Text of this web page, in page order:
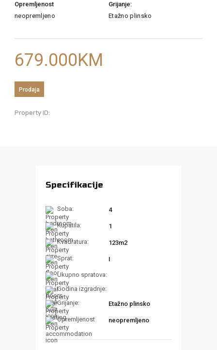
Opremljenost
neopremljeno
Grijanje:
Etažno plinsko
679.000KM
Prodaja
Property ID:
Specifikacije
Soba: 4
Kupatila: 1
Kvadratura: 123m2
Sprat: I
Ukupno spratova:
Godina izgradnje:
Grijanje:
Etažno plinsko
Opremljenost neopremljeno